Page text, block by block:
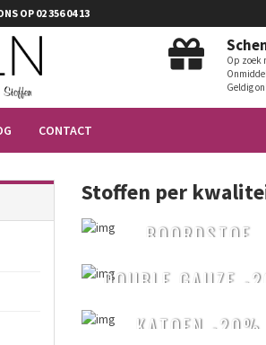
OP 02 356 04 13
Op zoek
Geldig
CONTACT
Stoffen per
BOORDSTOF
DOUBLE GAUZE -
KATOEN -20%